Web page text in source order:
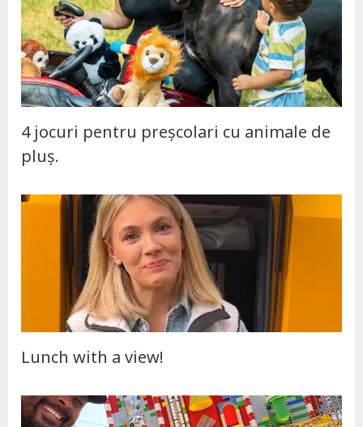
4 jocuri pentru preșcolari cu animale de
pluș.
Lunch with a view!